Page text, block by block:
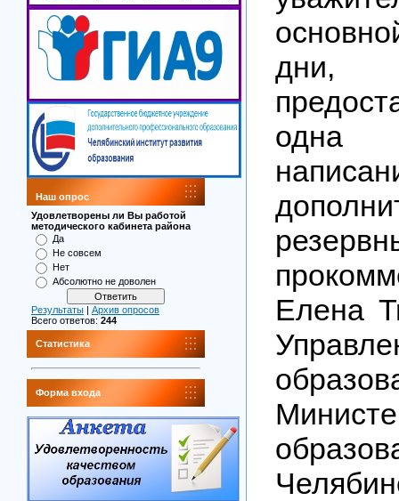
Наш опрос
Удовлетворены ли Вы работой
методического кабинета района
Да
Не совсем
Нет
Абсолютно не доволен
Результаты
Архив опросов
Всего ответов: 244
Статистика
Форма входа
одна
Елена